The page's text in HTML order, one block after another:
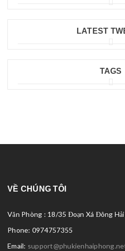
LATEST
TAGS
VỀ CHÚNG TÔI
Văn Phòng : 18/35 Đoạn Xá Đông
Phone: 0974757355
Email: